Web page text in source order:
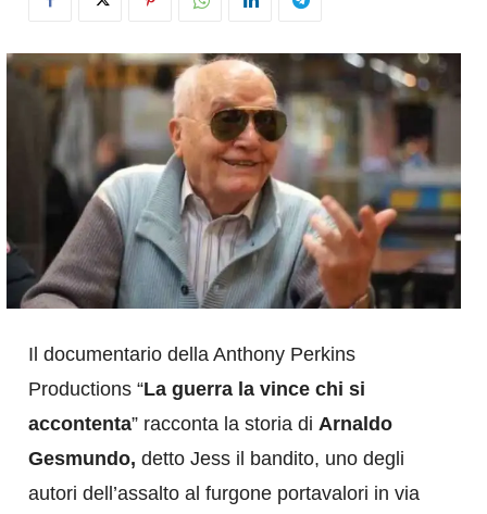
Il documentario della Anthony Perkins
Productions “La guerra la vince chi si
accontenta” racconta la storia di Arnaldo
Gesmundo, detto Jess il bandito, uno degli
autori dell’assalto al furgone portavalori in via